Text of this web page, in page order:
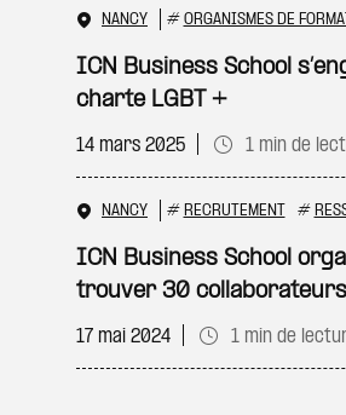
NANCY # ORGANISMES DE
ICN Business School
charte LGBT +
14 mars 2025 1 min de
NANCY # RECRUTEMENT #
ICN Business School
trouver 30 collaborateurs
17 mai 2024 1 min de